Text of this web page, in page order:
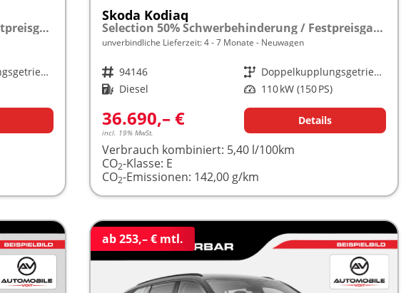
Sportline 100% Schwerbehinderung / Festpreisgarantie* Modelljahr 1.5 TSI Mild-Hybrid 150PS DSG "Sonderangebot bei Schwerbehinderung" frei konfigurierbar!
Doppelkupplungsgetriebe (DSG)
Skoda Kodiaq
Selection 50% Schwerbehinderung / Festpreisgarantie* Modelljahr 2.0 TDI 150PS DSG "Sonderangebot bei Schwerbehinderung" frei konfigurierbar!
unverbindliche Lieferzeit: 4 - 7 Monate Neuwagen
Fahrzeugnr. 94146 Getriebe
Doppelkupplungsgetriebe (DSG)
Kraftstoff Diesel Leistung 110 kW (150 PS)
36.690,– €
incl. 19% MwSt.
Details
Verbrauch kombiniert: 5,40 l/100km
CO2-Klasse: E
CO2-Emissionen: 142,00 g/km
ab 253,– € mtl.